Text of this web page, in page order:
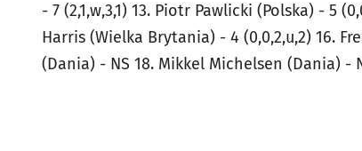
- 7 (2,1,w,3,1) 13. Piotr Pawlicki (Polska) - 5
Harris (Wielka Brytania) - 4 (0,0,2,u,2) 16.
(Dania) - NS 18. Mikkel Michelsen (Dania) -